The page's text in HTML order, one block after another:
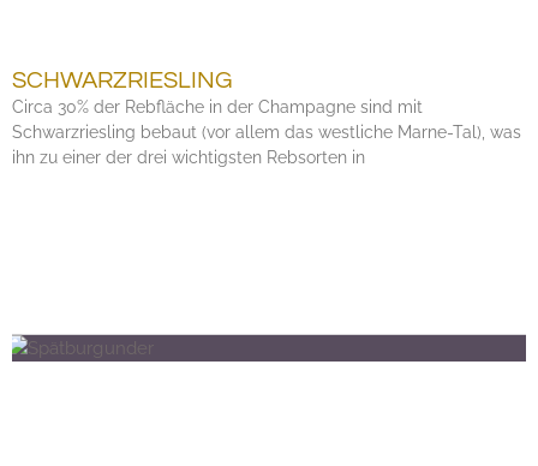
SCHWARZRIESLING
Circa 30% der Rebfläche in der Champagne sind mit
Schwarzriesling bebaut (vor allem das westliche Marne-Tal), was
ihn zu einer der drei wichtigsten Rebsorten in